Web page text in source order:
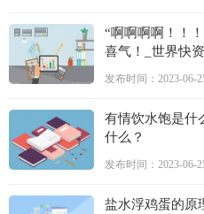
“啊啊啊啊！！
喜气！_世界快
发布时间：2023-06-
有情饮水饱是什
什么？
发布时间：2023-06-
盐水浮鸡蛋的原